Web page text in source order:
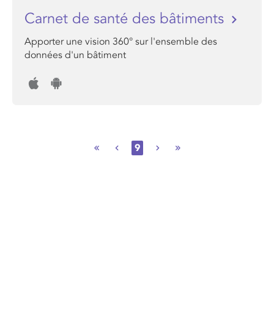
Carnet de santé des bâtiments
Apporter une vision 360° sur l'ensemble des
données d'un bâtiment
9